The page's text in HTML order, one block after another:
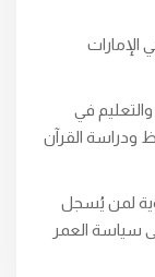
الإمارات
والتعليم في
ودراسة القرآن
لمن يُسجل
سياسة العمر